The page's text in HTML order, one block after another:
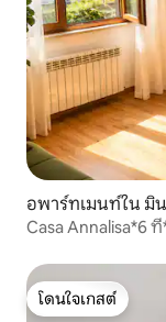
อพาร์ทเมนท์ใน มิน
Casa Annalisa*6
โดนใจเกสต์
โดนใจเกสต์